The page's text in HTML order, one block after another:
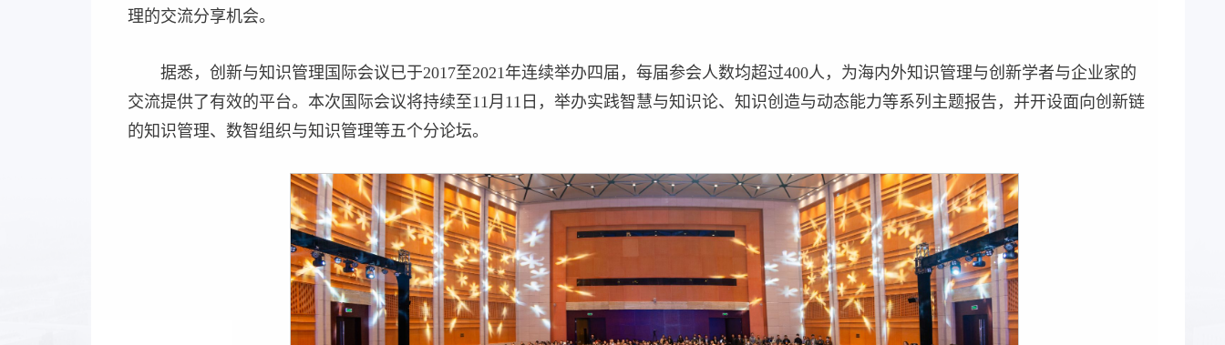
理的交流分享机会。
据悉，创新与知识管理国际会议已于2017至2021年连续举办四届，每届参会人数均超过400人，为海内外知识管理与创新学者与企业家的
交流提供了有效的平台。本次国际会议将持续至11月11日，举办实践智慧与知识论、知识创造与动态能力等系列主题报告，并开设面向创新链
的知识管理、数智组织与知识管理等五个分论坛。